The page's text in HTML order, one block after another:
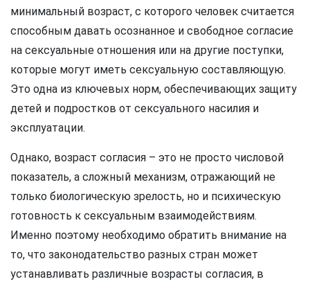
минимальный возраст, с которого человек считается
способным давать осознанное и свободное согласие
на сексуальные отношения или на другие поступки,
которые могут иметь сексуальную составляющую.
Это одна из ключевых норм, обеспечивающих защиту
детей и подростков от сексуального насилия и
эксплуатации.
Однако, возраст согласия – это не просто числовой
показатель, а сложный механизм, отражающий не
только биологическую зрелость, но и психическую
готовность к сексуальным взаимодействиям.
Именно поэтому необходимо обратить внимание на
то, что законодательство разных стран может
устанавливать различные возрасты согласия, в